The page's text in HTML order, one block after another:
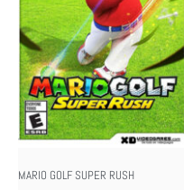
MARIO GOLF SUPER RUSH